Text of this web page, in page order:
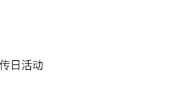
日活动